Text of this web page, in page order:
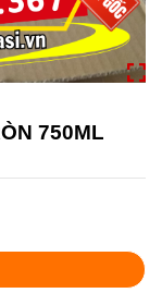
750ML